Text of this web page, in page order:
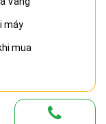
máy
mua